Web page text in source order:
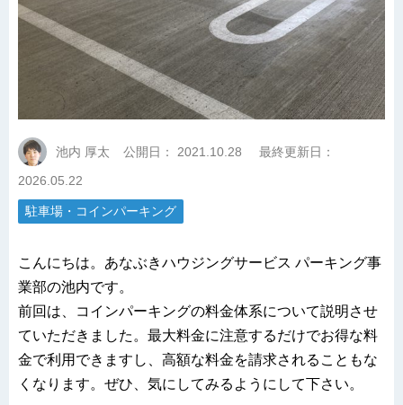
池内 厚太 公開日： 2021.10.28
最終更新日：
2026.05.22
駐車場・コインパーキング
こんにちは。あなぶきハウジングサービス パーキング事
業部の池内です。
前回は、コインパーキングの料金体系について説明させ
ていただきました。最大料金に注意するだけでお得な料
金で利用できますし、高額な料金を請求されることもな
くなります。ぜひ、気にしてみるようにして下さい。